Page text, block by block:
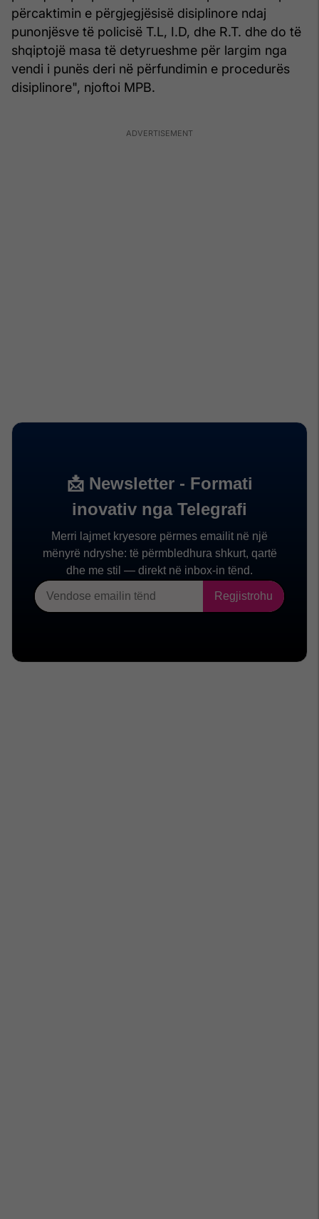
përcaktimin e përgjegjësisë disiplinore ndaj
punonjësve të policisë T.L, I.D, dhe R.T. dhe do të
shqiptojë masa të detyrueshme për largim nga
vendi i punës deri në përfundimin e procedurës
disiplinore", njoftoi MPB.